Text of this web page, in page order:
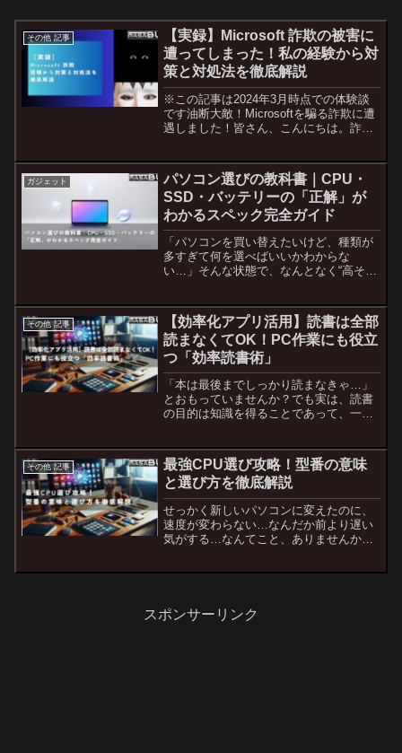
その他 記事
【実録】Microsoft 詐欺の被害に
遭ってしまった！私の経験から対
策と対処法を徹底解説
※この記事は2024年3月時点での体験談
です油断大敵！Microsoftを騙る詐欺に遭
遇しました！皆さん、こんにちは。詐欺
Microsoft詐欺について、皆さ...
ガジェット
パソコン選びの教科書｜CPU・
SSD・バッテリーの「正解」が
わかるスペック完全ガイド
「パソコンを買い替えたいけど、種類が
多すぎて何を選べばいいかわからな
い…」そんな状態で、なんとなく“高そう
く、自分の使い方に合っているか。まさ
PCは、“用途に合った...
その他 記事
【効率化アプリ活用】読書は全部
読まなくてOK！PC作業にも役立
つ「効率読書術」
「本は最後までしっかり読まなきゃ…」
とおもっていませんか？でも実は、読書
の目的は知識を得ることであって、一言
いない」「時間がない…」と感じるこ
と、ありますよね。実は多く...
その他 記事
最強CPU選び攻略！型番の意味
と選び方を徹底解説
せっかく新しいパソコンに変えたのに、
速度が変わらない…なんだか前より遅い
気がする…なんてこと、ありませんか？
スポンサーリンク